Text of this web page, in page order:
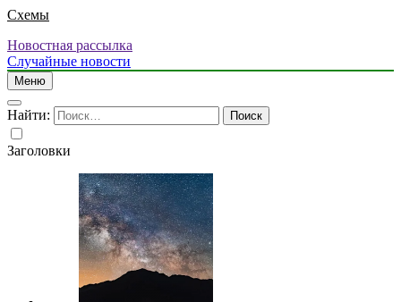
Схемы
Новостная рассылка
Случайные новости
Меню
Найти:
Заголовки